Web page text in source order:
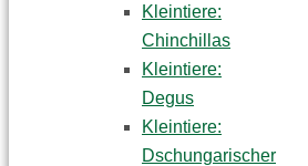
Kleintiere:
Chinchillas
Kleintiere:
Degus
Kleintiere:
Dschungarischer